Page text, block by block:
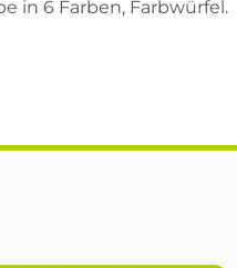
in 6 Farben, Farbwürfel.